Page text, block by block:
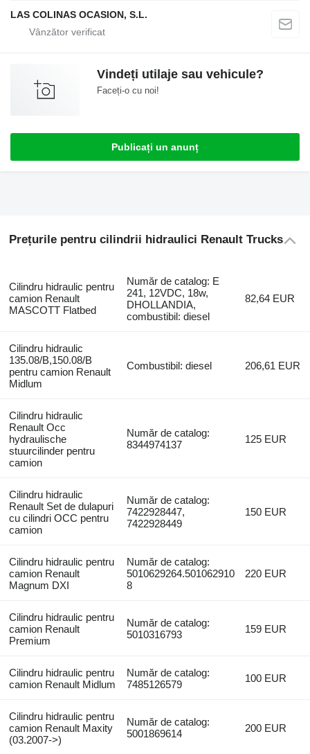
LAS COLINAS OCASION, S.L.
Vindeți utilaje sau vehicule?
Faceți-o cu noi!
Publicați un anunț
Prețurile pentru cilindrii hidraulici Renault Trucks
Cilindru hidraulic pentru
camion Renault
MASCOTT Flatbed
Număr de catalog: E
241, 12VDC, 18w,
DHOLLANDIA,
combustibil: diesel
82,64 EUR
Cilindru hidraulic
135.08/B,150.08/B
pentru camion Renault
Midlum
Combustibil: diesel 206,61 EUR
Cilindru hidraulic
Renault Occ
hydraulische
stuurcilinder pentru
camion
Număr de catalog:
8344974137
125 EUR
Cilindru hidraulic
Renault Set de dulapuri
cu cilindri OCC pentru
camion
Număr de catalog:
7422928447,
7422928449
150 EUR
Cilindru hidraulic pentru
camion Renault
Magnum DXI
Număr de catalog:
5010629264.501062910
8
220 EUR
Cilindru hidraulic pentru
camion Renault
Premium
Număr de catalog:
5010316793
159 EUR
Cilindru hidraulic pentru
camion Renault Midlum
Număr de catalog:
7485126579
100 EUR
Cilindru hidraulic pentru
camion Renault Maxity
(03.2007->)
Număr de catalog:
5001869614
200 EUR